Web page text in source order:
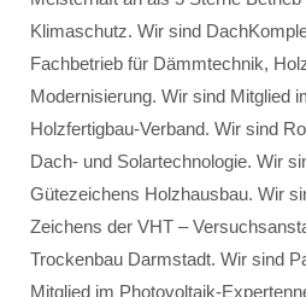
Klimaschutz. Wir sind
Fachbetrieb für Dämmtechnik,
Modernisierung. Wir sind Mitglied
Holzfertigbau-Verband. Wir sind
Dach- und Solartechnologie. Wir
Gütezeichens Holzhausbau. Wir
Zeichens der VHT –
Trockenbau Darmstadt. Wir sind
Mitglied im Photovoltaik-